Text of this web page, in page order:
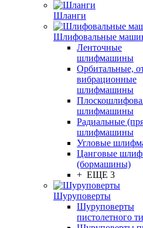
Шланги
Шлифовальные
Ленточные
шлифмашины
Орбитальные,
вибрационные
шлифмашины
шлифмашины
Радиальные
шлифмашины
Угловые
Цанговые
(бормашины)
+ ЕЩЕ 3
Шуруповерты
Шуруповерты
пистолетного